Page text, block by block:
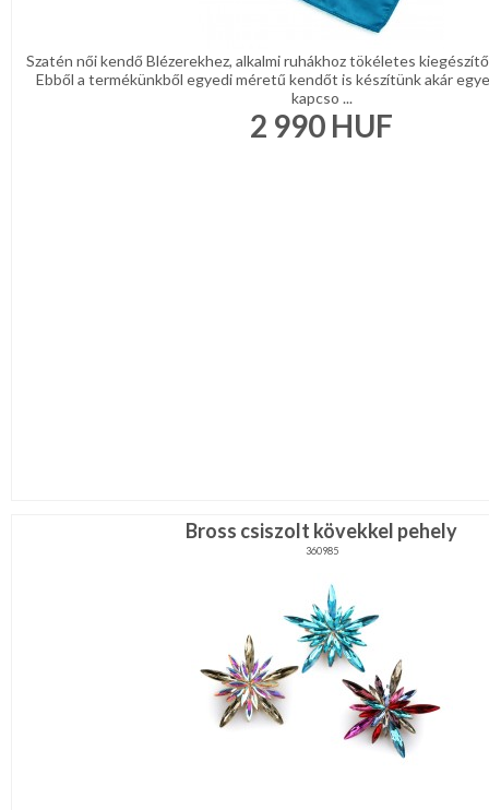
Szatén női kendő Blézerekhez, alkalmi ruhákhoz tökéletes
Ebből a termékünkből egyedi méretű kendőt is készítünk akár
kapcso ...
2 990 HUF
Bross csiszolt kövekkel pehely
360985